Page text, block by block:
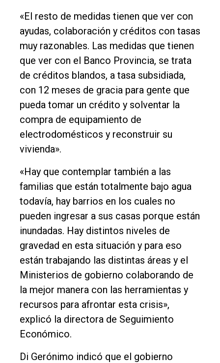
«El resto de medidas tienen que ver con
ayudas, colaboración y créditos con tasas
muy razonables. Las medidas que tienen
que ver con el Banco Provincia, se trata
de créditos blandos, a tasa subsidiada,
con 12 meses de gracia para gente que
pueda tomar un crédito y solventar la
compra de equipamiento de
electrodomésticos y reconstruir su
vivienda».
«Hay que contemplar también a las
familias que están totalmente bajo agua
todavía, hay barrios en los cuales no
pueden ingresar a sus casas porque están
inundadas. Hay distintos niveles de
gravedad en esta situación y para eso
están trabajando las distintas áreas y el
Ministerios de gobierno colaborando de
la mejor manera con las herramientas y
recursos para afrontar esta crisis»,
explicó la directora de Seguimiento
Económico.
Di Gerónimo indicó que el gobierno